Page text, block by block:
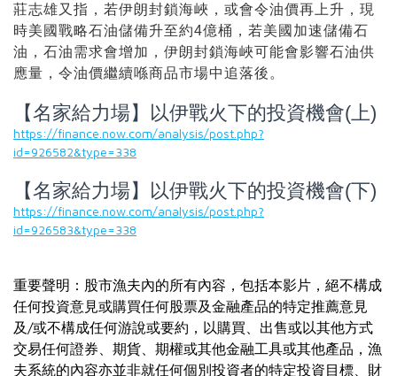
莊志雄又指，若伊朗封鎖海峽，或會令油價再上升，現
時美國戰略石油儲備升至約4億桶，若美國加速儲備石
油，石油需求會增加，伊朗封鎖海峽可能會影響石油供
應量，令油價繼續喺商品市場中追落後。
【名家給力場】以伊戰火下的投資機會(上)
https://finance.now.com/analysis/post.php?
id=926582&type=338
【名家給力場】以伊戰火下的投資機會(下)
https://finance.now.com/analysis/post.php?
id=926583&type=338
重要聲明：股市漁夫內的所有內容，包括本影片，絕不構成
任何投資意見或購買任何股票及金融產品的特定推薦意見
及/或不構成任何游說或要約，以購買、出售或以其他方式
交易任何證券、期貨、期權或其他金融工具或其他產品，漁
夫系統的內容亦並非就任何個別投資者的特定投資目標、財